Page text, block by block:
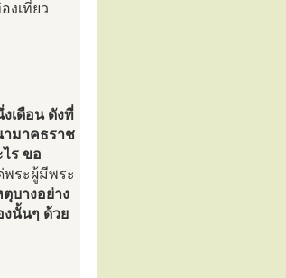
งเที่ยว
เดือน ดังที่
ามาคธราช
ร ขอ
พระผู้มีพระ
บางอย่าง
นั้นๆ ด้วย